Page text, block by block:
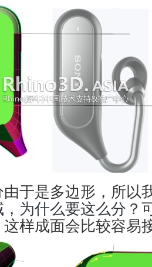
于是多边形，所以
为什么要这么分？
样成面会比较容易